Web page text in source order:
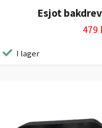
Esjot
479
I lager